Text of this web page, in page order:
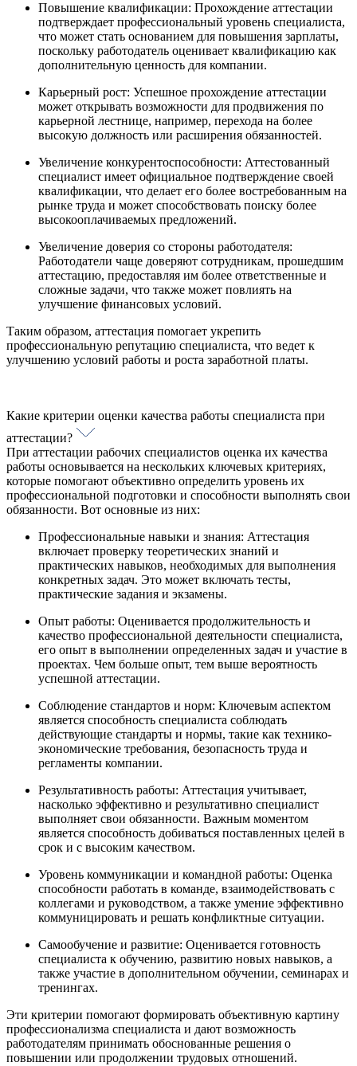
Повышение квалификации: Прохождение аттестации
подтверждает профессиональный уровень специалиста,
что может стать основанием для повышения зарплаты,
поскольку работодатель оценивает квалификацию как
дополнительную ценность для компании.
Карьерный рост: Успешное прохождение аттестации
может открывать возможности для продвижения по
карьерной лестнице, например, перехода на более
высокую должность или расширения обязанностей.
Увеличение конкурентоспособности: Аттестованный
специалист имеет официальное подтверждение своей
квалификации, что делает его более востребованным на
рынке труда и может способствовать поиску более
высокооплачиваемых предложений.
Увеличение доверия со стороны работодателя:
Работодатели чаще доверяют сотрудникам, прошедшим
аттестацию, предоставляя им более ответственные и
сложные задачи, что также может повлиять на
улучшение финансовых условий.
Таким образом, аттестация помогает укрепить
профессиональную репутацию специалиста, что ведет к
улучшению условий работы и роста заработной платы.
Какие критерии оценки качества работы специалиста при
аттестации?
При аттестации рабочих специалистов оценка их качества
работы основывается на нескольких ключевых критериях,
которые помогают объективно определить уровень их
профессиональной подготовки и способности выполнять свои
обязанности. Вот основные из них:
Профессиональные навыки и знания: Аттестация
включает проверку теоретических знаний и
практических навыков, необходимых для выполнения
конкретных задач. Это может включать тесты,
практические задания и экзамены.
Опыт работы: Оценивается продолжительность и
качество профессиональной деятельности специалиста,
его опыт в выполнении определенных задач и участие в
проектах. Чем больше опыт, тем выше вероятность
успешной аттестации.
Соблюдение стандартов и норм: Ключевым аспектом
является способность специалиста соблюдать
действующие стандарты и нормы, такие как технико-
экономические требования, безопасность труда и
регламенты компании.
Результативность работы: Аттестация учитывает,
насколько эффективно и результативно специалист
выполняет свои обязанности. Важным моментом
является способность добиваться поставленных целей в
срок и с высоким качеством.
Уровень коммуникации и командной работы: Оценка
способности работать в команде, взаимодействовать с
коллегами и руководством, а также умение эффективно
коммуницировать и решать конфликтные ситуации.
Самообучение и развитие: Оценивается готовность
специалиста к обучению, развитию новых навыков, а
также участие в дополнительном обучении, семинарах и
тренингах.
Эти критерии помогают формировать объективную картину
профессионализма специалиста и дают возможность
работодателям принимать обоснованные решения о
повышении или продолжении трудовых отношений.